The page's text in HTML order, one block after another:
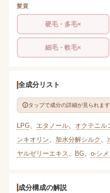
髪質
硬毛・多毛×
細毛・軟毛×
全成分リスト
タップで成分の詳細が見られます
LPG、 エタノール、 オクテニル
ンキオリン
加水分解シルク
ヤルゼリーエキス
BG、 o-シ
成分構成の解説